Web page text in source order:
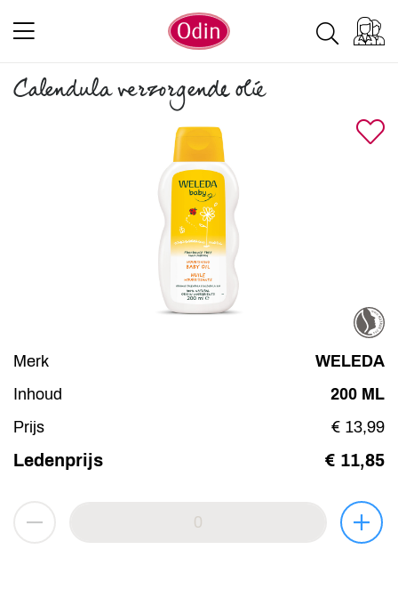
Calendula verzorgende olie
Merk
WELEDA
Inhoud
200 ML
Prijs
€ 13,99
Ledenprijs € 11,85